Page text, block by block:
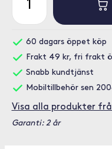
60 dagars öppet köp
Frakt 49 kr, fri frakt
Snabb kundtjänst
Mobiltillbehör sen
Visa alla produkter
Garanti: 2 år